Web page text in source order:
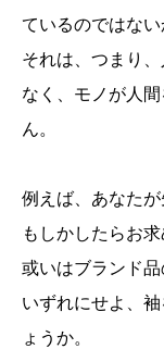
ているのではない
それは、つまり
なく、モノが人
ん。
例えば、あなたが
もしかしたらお
或いはブランド品
いずれにせよ、
ょうか。